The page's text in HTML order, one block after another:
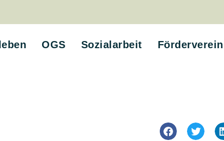
OGS Sozialarbeit Förderverein